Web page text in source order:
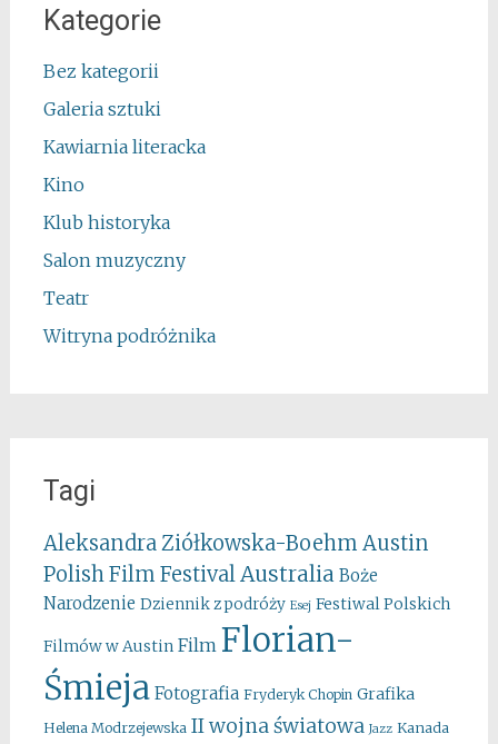
Kategorie
Bez kategorii
Galeria sztuki
Kawiarnia literacka
Kino
Klub historyka
Salon muzyczny
Teatr
Witryna podróżnika
Tagi
Aleksandra Ziółkowska-Boehm Austin
Polish Film FestivalAustralia Boże
Narodzenie Dziennik z podróży Esej Festiwal Polskich
Filmów w Austin Film Florian-
Śmieja Fotografia Fryderyk Chopin Grafika
Helena Modrzejewska II wojna światowa Jazz Kanada